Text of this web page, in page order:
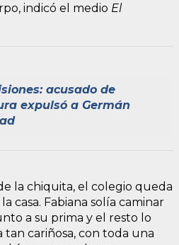
indicó el medio El
acusado de
expulsó a Germán
la chiquita, el colegio queda
casa. Fabiana solía caminar
a su prima y el resto lo
tan cariñosa, con toda una